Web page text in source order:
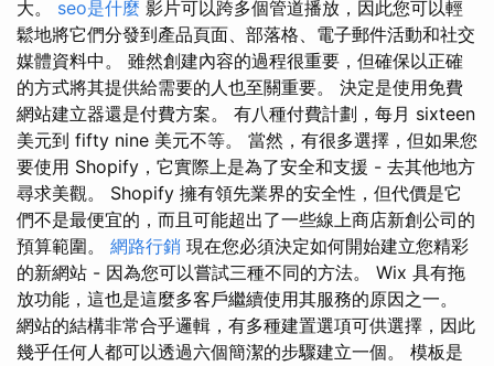
大。 seo是什麼 影片可以跨多個管道播放，因此您可以輕
鬆地將它們分發到產品頁面、部落格、電子郵件活動和社交
媒體資料中。 雖然創建內容的過程很重要，但確保以正確
的方式將其提供給需要的人也至關重要。 決定是使用免費
網站建立器還是付費方案。 有八種付費計劃，每月 sixteen
美元到 fifty nine 美元不等。 當然，有很多選擇，但如果您
要使用 Shopify，它實際上是為了安全和支援 - 去其他地方
尋求美觀。 Shopify 擁有領先業界的安全性，但代價是它
們不是最便宜的，而且可能超出了一些線上商店新創公司的
預算範圍。 網路行銷 現在您必須決定如何開始建立您精彩
的新網站 - 因為您可以嘗試三種不同的方法。 Wix 具有拖
放功能，這也是這麼多客戶繼續使用其服務的原因之一。
網站的結構非常合乎邏輯，有多種建置選項可供選擇，因此
幾乎任何人都可以透過六個簡潔的步驟建立一個。 模板是